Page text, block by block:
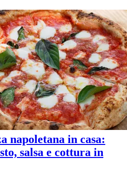
napoletana in casa:
salsa e cottura in